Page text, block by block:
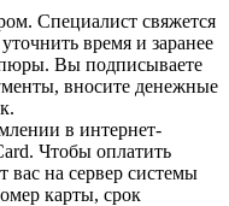
Специалист свяжется
время и заранее
Вы подписываете
вносите денежные
в интернет-
Чтобы оплатить
вас на сервер системы
карты, срок